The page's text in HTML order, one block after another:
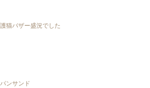
猫バザー盛況でした
ンサンド